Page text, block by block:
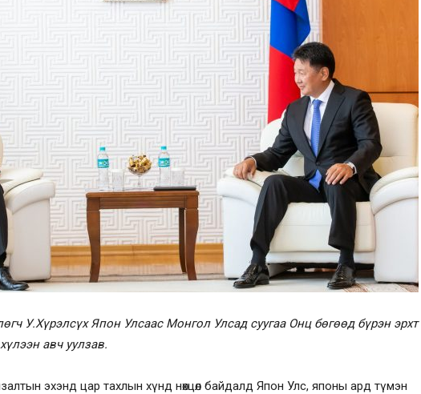
У.Хүрэлсүх Япон Улсаас Монгол Улсад суугаа Онц бөгөөд бүрэн эрхт
авч уулзав.
эхэнд цар тахлын хүнд нөхцөл байдалд Япон Улс, японы ард түмэн